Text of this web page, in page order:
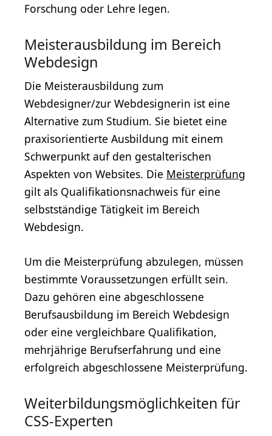
Forschung oder Lehre legen.
Meisterausbildung im Bereich
Webdesign
Die Meisterausbildung zum
Webdesigner/zur Webdesignerin ist eine
Alternative zum Studium. Sie bietet eine
praxisorientierte Ausbildung mit einem
Schwerpunkt auf den gestalterischen
Aspekten von Websites. Die Meisterprüfung
gilt als Qualifikationsnachweis für eine
selbstständige Tätigkeit im Bereich
Webdesign.
Um die Meisterprüfung abzulegen, müssen
bestimmte Voraussetzungen erfüllt sein.
Dazu gehören eine abgeschlossene
Berufsausbildung im Bereich Webdesign
oder eine vergleichbare Qualifikation,
mehrjährige Berufserfahrung und eine
erfolgreich abgeschlossene Meisterprüfung.
Weiterbildungsmöglichkeiten für
CSS-Experten